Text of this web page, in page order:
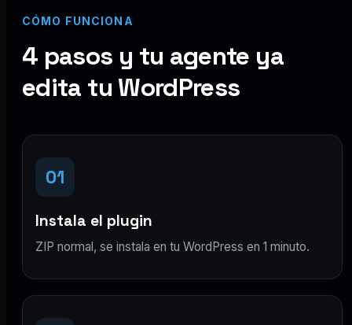
CÓMO FUNCIONA
4 pasos y tu agente ya
edita tu WordPress
01
Instala el plugin
ZIP normal, se instala en tu WordPress en 1 minuto.